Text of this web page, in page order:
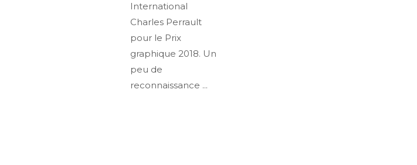
International
Charles Perrault
pour le Prix
graphique 2018. Un
peu de
reconnaissance ...